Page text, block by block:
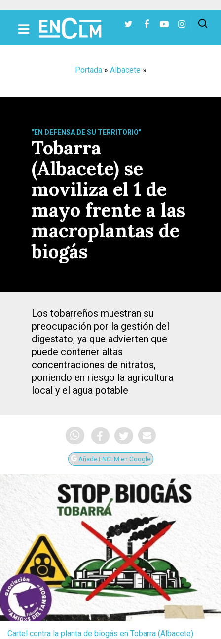
Portada» Albacete »
"EN DEFENSA DE SU TERRITORIO"
Tobarra
(Albacete) se
moviliza el 1 de
mayo frente a las
macroplantas de
biogás
Los tobarreños muestran su
preocupación por la gestión del
digestato, ya que advierten que
puede contener altas
concentraciones de nitratos,
poniendo en riesgo la agricultura
local y el agua potable
Añade ENCLM en Google
Cartel contra la planta de biogás en Tobarra (Albacete)